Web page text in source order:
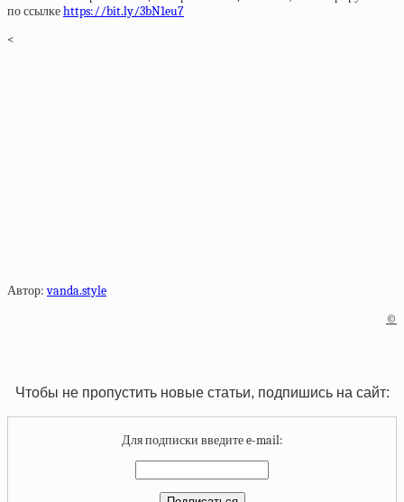
по ссылкеhttps://bit.ly/3bN1eu7
<
Автор:vanda.style
©
Чтобы не пропустить новые статьи, подпишись на сайт:
Для подписки введите e-mail: